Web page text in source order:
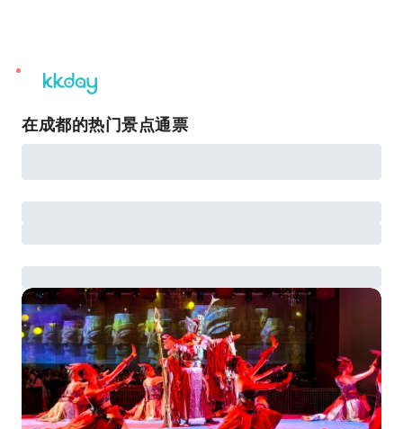
unread
notifications
在成都的热门景点通票